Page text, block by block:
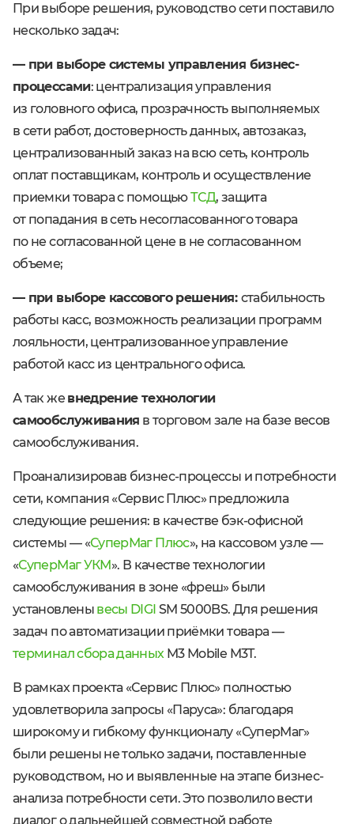
При выборе решения, руководство сети поставило
несколько задач:
— при выборе системы управления бизнес-
процессами: централизация управления
из головного офиса, прозрачность выполняемых
в сети работ, достоверность данных, автозаказ,
централизованный заказ на всю сеть, контроль
оплат поставщикам, контроль и осуществление
приемки товара с помощьюТСД, защита
от попадания в сеть несогласованного товара
по не согласованной цене в не согласованном
объеме;
— при выборе кассового решения: стабильность
работы касс, возможность реализации программ
лояльности, централизованное управление
работой касс из центрального офиса.
А так жевнедрение технологии
самообслуживания в торговом зале на базе весов
самообслуживания.
Проанализировав бизнес-процессы и потребности
сети, компания «Сервис Плюс» предложила
следующие решения: в качестве бэк-офисной
системы — «СуперМаг Плюс», на кассовом узле —
«СуперМаг УКМ». В качестве технологии
самообслуживания в зоне «фреш» были
установлены весы DIGI SM 5000BS. Для решения
задач по автоматизации приёмки товара —
терминал сбора данныхM3 Mobile M3T.
В рамках проекта «Сервис Плюс» полностью
удовлетворила запросы «Паруса»: благодаря
широкому и гибкому функционалу «СуперМаг»
были решены не только задачи, поставленные
руководством, но и выявленные на этапе бизнес-
анализа потребности сети. Это позволило вести
диалог о дальнейшей совместной работе